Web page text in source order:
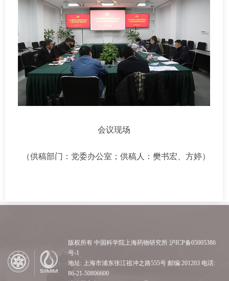
会议现场
（供稿部门：党委办公室；供稿人：樊书宏、方婷）
版权所有 中国科学院上海药物研究所 沪ICP备05005386
号-1
地址: 上海市浦东张江祖冲之路555号 邮编:201203 电话:
86-21-50806600